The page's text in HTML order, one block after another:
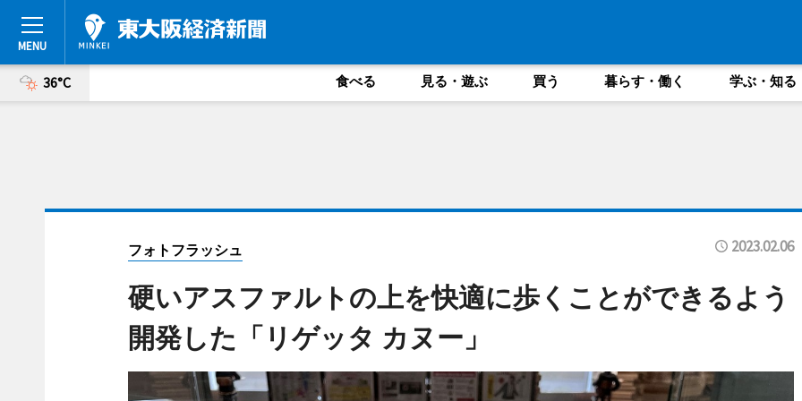
36°C 食べる 見る・遊ぶ 買う 暮らす・働く 学ぶ・知る
フォトフラッシュ 2023.02.06
硬いアスファルトの上を快適に歩くことができるよう
開発した「リゲッタ カヌー」